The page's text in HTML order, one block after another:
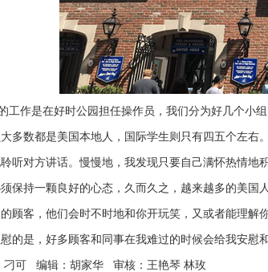
作是在好时公园担任操作员，我们分为好几个小
多数都是美国本地人，国际学生则只有四五个左
听对方讲话。慢慢地，我发现只要自己满怀热情地
须保持一颗良好的心态，久而久之，越来越多的美
的顾客，他们会时不时地和你开玩笑，又或者能理解
的是，好多顾客和同事在我难过的时候会给我安慰
刁可 编辑：胡家华 审核：王艳琴 林玫